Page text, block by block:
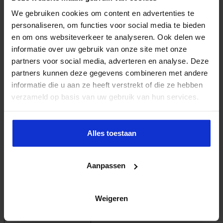
We gebruiken cookies om content en advertenties te
personaliseren, om functies voor social media te bieden
en om ons websiteverkeer te analyseren. Ook delen we
informatie over uw gebruik van onze site met onze
partners voor social media, adverteren en analyse. Deze
partners kunnen deze gegevens combineren met andere
informatie die u aan ze heeft verstrekt of die ze hebben
verzameld op basis van uw gebruik van hun services.
Alles toestaan
Aanpassen
Weigeren
presteren, bekwaam zijn en altijd de benodigde informatie tot
hun beschikking hebben die aansluit bij hun werkplek. In deze
sessie leer je hoe LUMC de 5 Moments of Need methodologie
en technologie van AskDelphi en Drillster heeft ingezet bij het
project Voorbehouden Handelingen 3.0.
Healthcare >> Digitaal leren >> 5
Moments of Need
Na 20 jaar verpleegkundige ervaring heeft Mia haar carrière
voortgezet in het onderwijs in de zorg. Digitaal leren is haar
speerpunt. Kernvraag voor haar daarbij “Hoe zet ik de
Congresadvies
sandra.donkers@nextlearning.nl